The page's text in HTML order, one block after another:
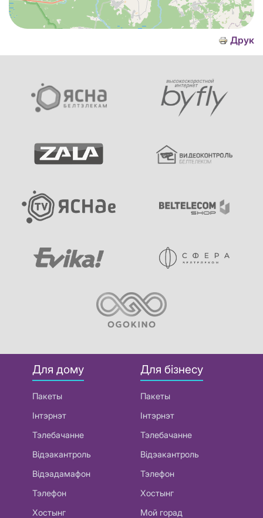
Друк
Для дому
Пакеты
Інтэрнэт
Тэлебачанне
Відэакантроль
Відэадамафон
Тэлефон
Хостынг
Для бізнесу
Пакеты
Інтэрнэт
Тэлебачанне
Відэакантроль
Тэлефон
Хостынг
Мой горад